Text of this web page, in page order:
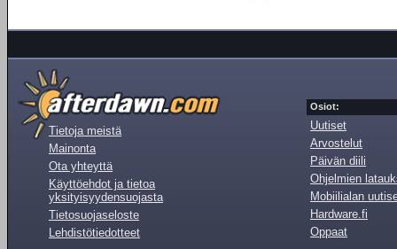
Tietoja meistä
Mainonta
Ota yhteyttä
Käyttöehdot ja tietoa
yksityisyydensuojasta
Tietosuojaseloste
Lehdistötiedotteet
Osiot:
Uutiset
Arvostelut
Päivän diili
Ohjelmien
Mobiilialan
Hardware.fi
Oppaat